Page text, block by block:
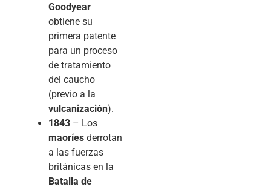
Goodyear
obtiene su
primera patente
para un proceso
de tratamiento
del caucho
(previo a la
vulcanización).
1843 – Los
maoríes derrotan
a las fuerzas
británicas en la
Batalla de